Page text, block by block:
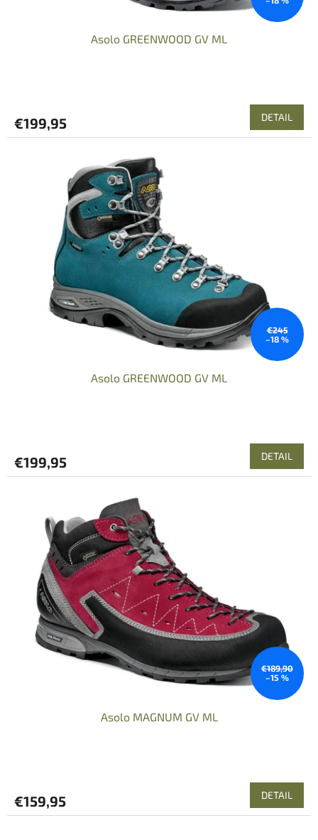
Asolo GREENWOOD GV ML
€199,95 DETAIL
€245
–18 %
Asolo GREENWOOD GV ML
€199,95 DETAIL
€189,90
–15 %
Asolo MAGNUM GV ML
€159,95 DETAIL